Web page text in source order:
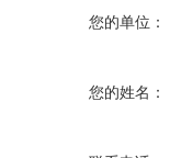
您的单位：
您的姓名：